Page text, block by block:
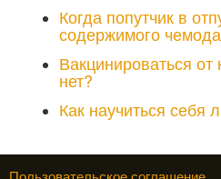
Когда попутчик в
содержимого
Вакцинироваться
нет?
Как научиться себя